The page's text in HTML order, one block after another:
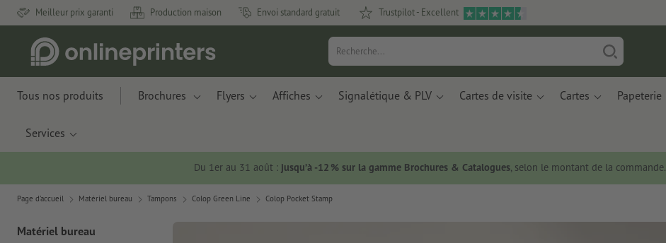
Meilleur prix garanti Production maison Envoi standard gratuit Trustpilot - Excellent
Tous nos produits Brochures Flyers Affiches Signalétique & PLV Cartes de visite Cartes Papeterie
Services
Du 1er au 31 août : jusqu’à -12 % sur la gamme Brochures & Catalogues, selon le montant de la commande.
Page d'accueil Matériel bureau Tampons Colop Green Line Colop Pocket Stamp
Matériel bureau